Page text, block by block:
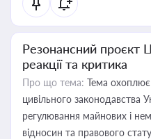
Резонансний проєкт
реакції та критика
Про що тема: Тема
цивільного законодавства
регулювання майнових і
відносин та правового